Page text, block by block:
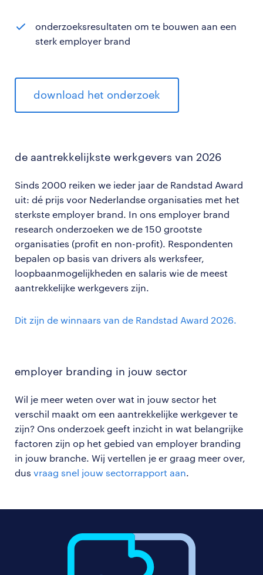
onderzoeksresultaten om te bouwen aan een
sterk employer brand
download het onderzoek
de aantrekkelijkste werkgevers van 2026
Sinds 2000 reiken we ieder jaar de Randstad Award
uit: dé prijs voor Nederlandse organisaties met het
sterkste employer brand. In ons employer brand
research onderzoeken we de 150 grootste
organisaties (profit en non-profit). Respondenten
bepalen op basis van drivers als werksfeer,
loopbaanmogelijkheden en salaris wie de meest
aantrekkelijke werkgevers zijn.
Dit zijn de winnaars van de Randstad Award 2026.
employer branding in jouw sector
Wil je meer weten over wat in jouw sector het
verschil maakt om een aantrekkelijke werkgever te
zijn? Ons onderzoek geeft inzicht in wat belangrijke
factoren zijn op het gebied van employer branding
in jouw branche. Wij vertellen je er graag meer over,
dus vraag snel jouw sectorrapport aan.